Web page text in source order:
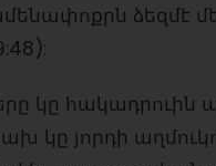
ձեզմէ
կը հակադրուին
կը յորդի